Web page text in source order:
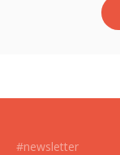
#newsletter